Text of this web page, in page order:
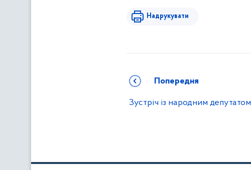
Надрукувати
Попередня
Зустріч із народним депутатом